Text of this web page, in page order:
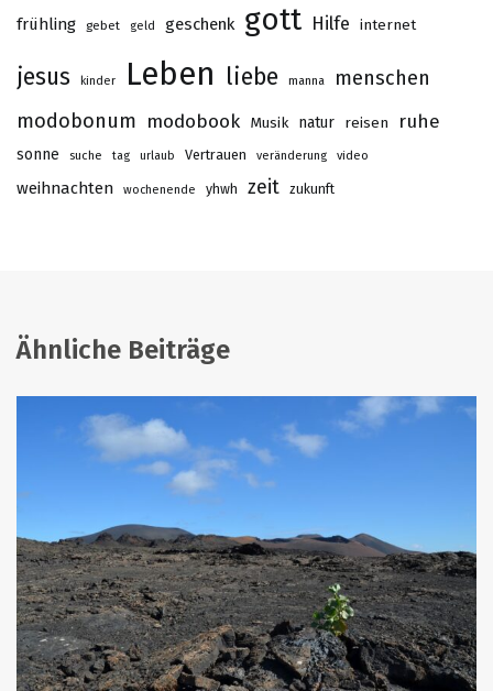
frühling gebet geld geschenk gott Hilfe internet
jesus kinder Leben liebe manna
menschen
modobonum modobook Musik natur reisen ruhe
sonne suche tag urlaub Vertrauen veränderung video
weihnachten wochenende yhwh zeit zukunft
Ähnliche Beiträge